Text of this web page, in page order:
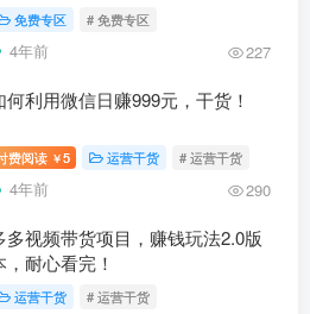
免费专区 # 免费专区
4年前 227
何利用微信日赚999元，干货！
费阅读 ￥5 运营干货 # 运营干货
4年前 290
多视频带货项目，赚钱玩法2.0版
，耐心看完！
运营干货 # 运营干货